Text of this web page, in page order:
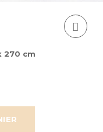
270 cm